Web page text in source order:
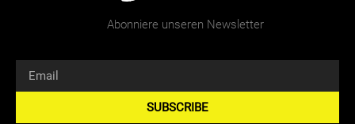
Abonniere unseren Newsletter
SUBSCRIBE